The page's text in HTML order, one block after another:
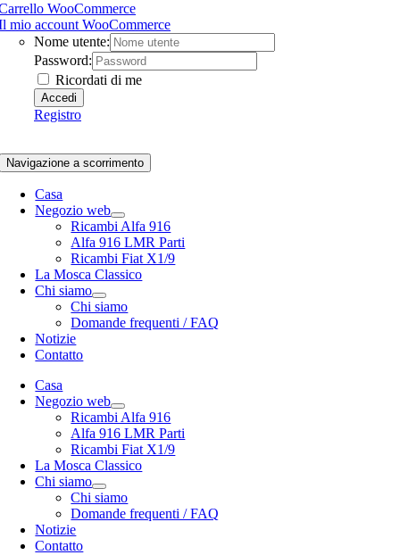
WooCommerce
mio account WooCommerce
Nome utente:
Password:
Ricordati di me
Registro
Navigazione a scorrimento
Casa
Negozio web
Ricambi Alfa 916
Alfa 916 LMR Parti
Ricambi Fiat X1/9
La Mosca Classico
Chi siamo
Chi siamo
Domande frequenti / FAQ
Notizie
Contatto
Casa
Negozio web
Ricambi Alfa 916
Alfa 916 LMR Parti
Ricambi Fiat X1/9
La Mosca Classico
Chi siamo
Chi siamo
Domande frequenti / FAQ
Notizie
Contatto